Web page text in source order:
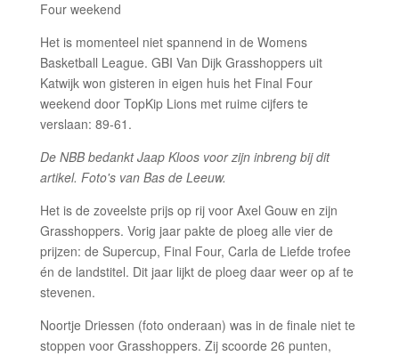
Het is momenteel niet spannend in de Womens
Basketball League. GBI Van Dijk Grasshoppers uit
Katwijk won gisteren in eigen huis het Final Four
weekend door TopKip Lions met ruime cijfers te
verslaan: 89-61.
De NBB bedankt Jaap Kloos voor zijn inbreng bij dit
artikel. Foto's van Bas de Leeuw.
Het is de zoveelste prijs op rij voor Axel Gouw en zijn
Grasshoppers. Vorig jaar pakte de ploeg alle vier de
prijzen: de Supercup, Final Four, Carla de Liefde trofee
én de landstitel. Dit jaar lijkt de ploeg daar weer op af te
stevenen.
Noortje Driessen (foto onderaan) was in de finale niet te
stoppen voor Grasshoppers. Zij scoorde 26 punten,